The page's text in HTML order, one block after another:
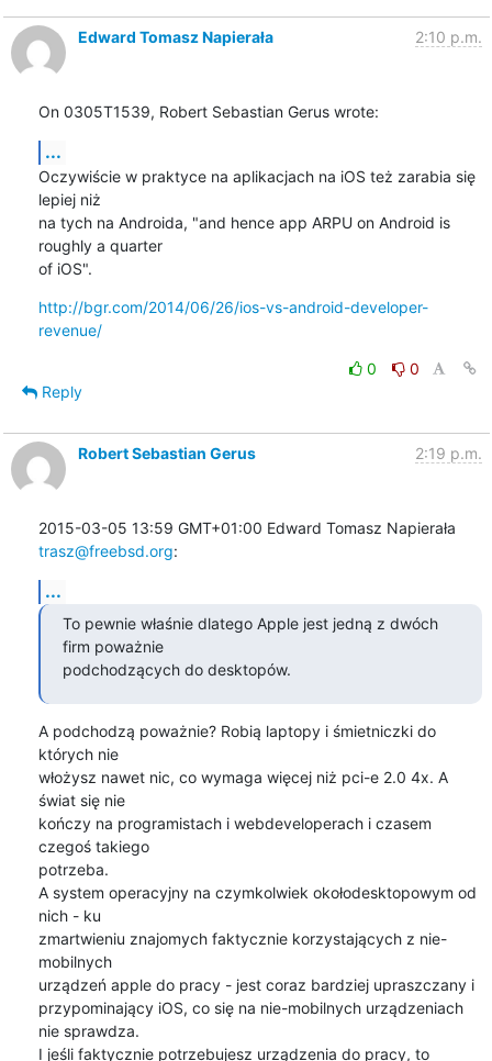
Edward Tomasz Napierała 2:10 p.m.
On 0305T1539, Robert Sebastian Gerus wrote:
...
Oczywiście w praktyce na aplikacjach na iOS też zarabia się
lepiej niż
na tych na Androida, "and hence app ARPU on Android is
roughly a quarter
of iOS".
http://bgr.com/2014/06/26/ios-vs-android-developer-
revenue/
0
0
Reply
Robert Sebastian Gerus 2:19 p.m.
trasz@freebsd.org:
...
To pewnie właśnie dlatego Apple jest jedną z dwóch
firm poważnie
podchodzących do desktopów.
A podchodzą poważnie? Robią laptopy i śmietniczki do
których nie
włożysz nawet nic, co wymaga więcej niż pci-e 2.0 4x. A
świat się nie
kończy na programistach i webdeveloperach i czasem
czegoś takiego
potrzeba.
A system operacyjny na czymkolwiek okołodesktopowym od
nich - ku
zmartwieniu znajomych faktycznie korzystających z nie-
mobilnych
urządzeń apple do pracy - jest coraz bardziej upraszczany i
przypominający iOS, co się na nie-mobilnych urządzeniach
nie sprawdza.
I jeśli faktycznie potrzebujesz urządzenia do pracy, to